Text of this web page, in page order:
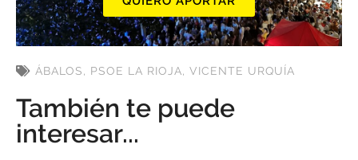
ÁBALOS, PSOE LA RIOJA, VICENTE URQUÍA
También te puede
interesar...